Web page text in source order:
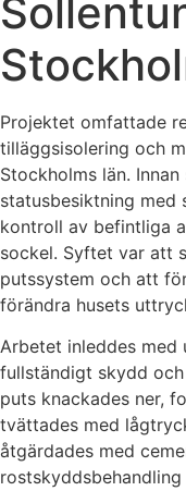
Projektet omfattade
tilläggsisolering och
Stockholms län.
statusbesiktning
kontroll av befintliga
sockel. Syftet var att
putssystem och att
förändra husets
Arbetet inleddes med
fullständigt skydd
puts knackades ner,
tvättades med
åtgärdades med